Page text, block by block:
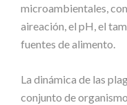
microambientales,
aireación, el pH, el
fuentes de alimento.
La dinámica de las
conjunto de